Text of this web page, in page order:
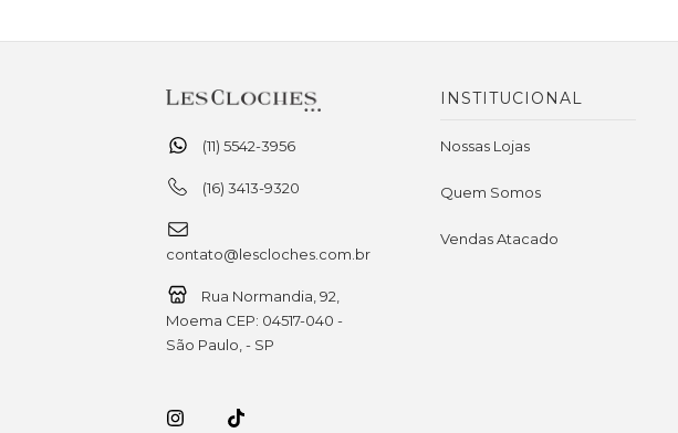
(11) 5542-3956
(16) 3413-9320
contato@lescloches.com.br
Rua Normandia, 92,
Moema CEP: 04517-040 -
São Paulo, - SP
INSTITUCIONAL
Nossas Lojas
Quem Somos
Vendas Atacado